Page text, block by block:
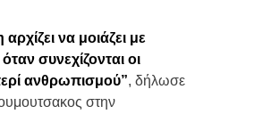
να μοιάζει με
συνεχίζονται οι
ανθρωπισμού”, δήλωσε
στην